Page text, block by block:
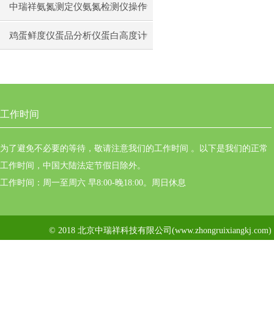
测定仪操作使用
中瑞祥氨氮测定仪氨氮检测仪操作
前准备使用注意事项
鸡蛋鲜度仪蛋品分析仪蛋白高度计
工作时间
为了避免不必要的等待，敬请注意我们的工作时间 。以下是我们的正常
工作时间，中国大陆法定节假日除外。
工作时间：周一至周六 早8:00-晚18:00。周日休息
© 2018 北京中瑞祥科技有限公司